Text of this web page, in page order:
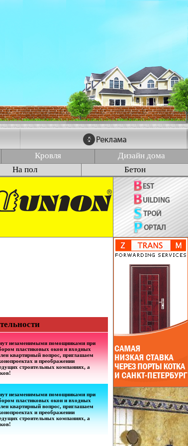
Кровля
Дизайн дома
На пол Бетон
незаменимыми помощниками при
пластиковых окон и входных
квартирный вопрос, приглашаем
и преображении
строительных компаниях, а
незаменимыми помощниками при
пластиковых окон и входных
квартирный вопрос, приглашаем
и преображении
строительных компаниях, а